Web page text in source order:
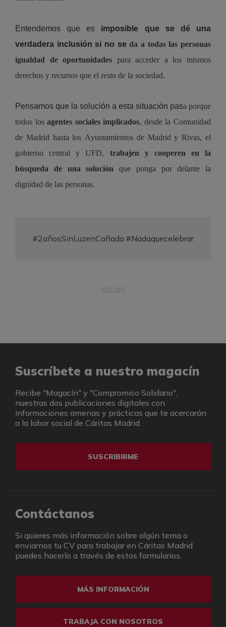
Entendemos que es imposible que se dé una
verdadera inclusión si no se da a todas las personas
igualdad de oportunidades para acceder a los mismos
derechos y recursos que el resto de la sociedad.
Pensamos que la solución a esta situación pasa porque
todos los agentes sociales implicados, desde la Comunidad
gobierno central y UFD, trabajen y cooperen en
búsqueda de una solución que ponga por delante la
dignidad de las personas.
#2añosSinLuzenCañada #Nadaquecelebrar
VOLVER
Suscríbete a nuestro magacín
Recibe "Magacín" y "Compromiso Solidario",
nuestras dos publicaciones digitales con
informaciones amenas y prácticas que te acercarán
a la labor social de Cáritas Madrid.
SUSCRIBIRME
Contáctanos
Si quieres más información sobre algún tema o
enviarnos tu CV para trabajar en Cáritas Madrid
puedes hacerlo a través de estos formularios.
MÁS INFORMACIÓN
TRABAJA CON NOSOTROS